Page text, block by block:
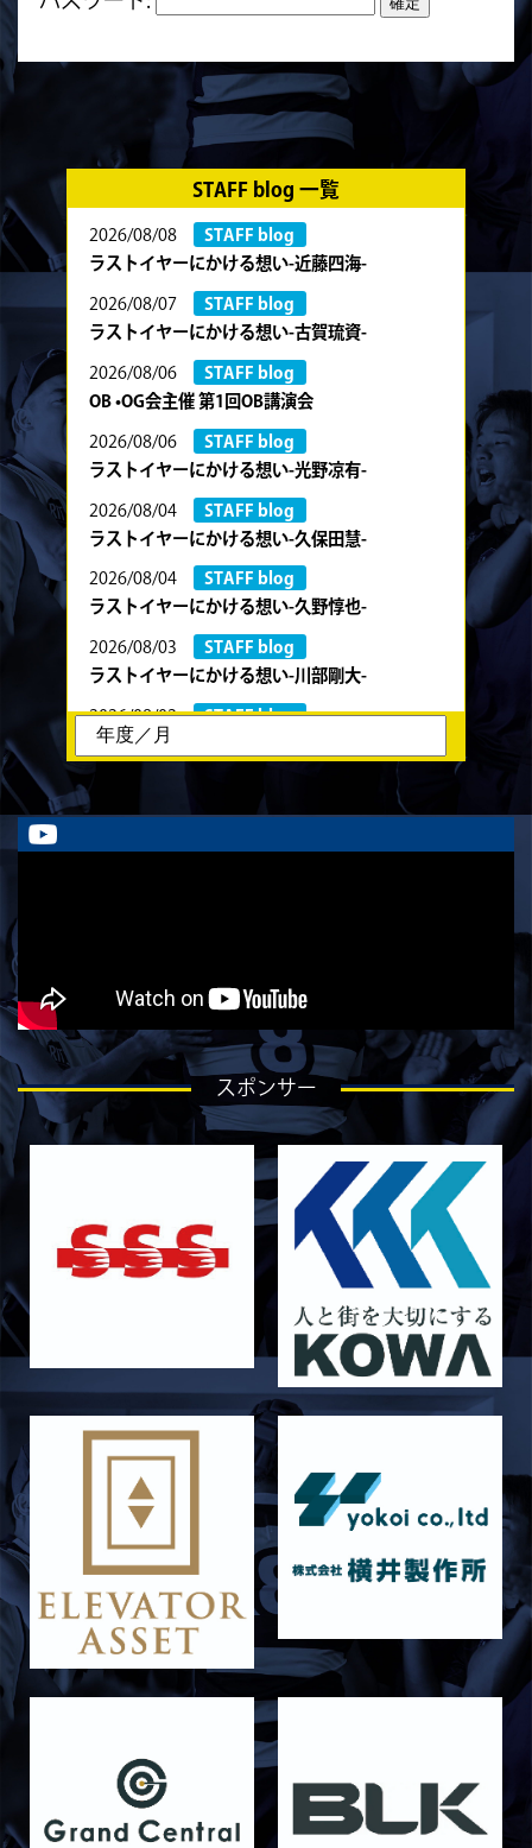
STAFF blog 一覧
2026/08/08
STAFF blog
ラストイヤーにかける想い-近藤四海-
2026/08/07
STAFF blog
ラストイヤーにかける想い-古賀琉資-
2026/08/06
STAFF blog
OB •OG会主催 第1回OB講演会
2026/08/06
STAFF blog
ラストイヤーにかける想い-光野凉有-
2026/08/04
STAFF blog
ラストイヤーにかける想い-久保田慧-
2026/08/04
STAFF blog
ラストイヤーにかける想い-久野惇也-
2026/08/03
STAFF blog
ラストイヤーにかける想い-川部剛大-
2026/08/02
STAFF blog
ラストイヤーにかける想い-川畑直央征-
ラストイヤーにかける想い-香山創祐-
2026/07/30
STAFF blog
2026/07/28
STAFF blog
2026/07/27
STAFF blog
ラストイヤーにかける想い-石岡泰一-
STAFF blog
ラストイヤーにかける想い-芦塚悠大-
STAFF blog
ラストイヤーにかける想い-青田宗久-
2026/06/27
STAFF blog
STAFF blog
【Rits Familyのバトン】vol. 2 稲西輝紀
STAFF blog
6月21日 京都大学
2026/06/19
STAFF blog
6月20日 花園大学
2026/06/16
STAFF blog
6月14日 島津製作所
2026/06/16
STAFF blog
6月13日 名城大学
2026/06/12
STAFF blog
【Rits Familyのバトン】vol. 1 北村瞬太郎
STAFF blog
【「イヤーブック2026」にお名前を掲載／サポ
ーター募集のお知らせ】
2026/05/31 STAFF blog
スポンサー